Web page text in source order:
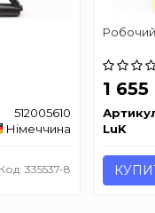
512005610
Німеччина
335537-8
1 655
LuK